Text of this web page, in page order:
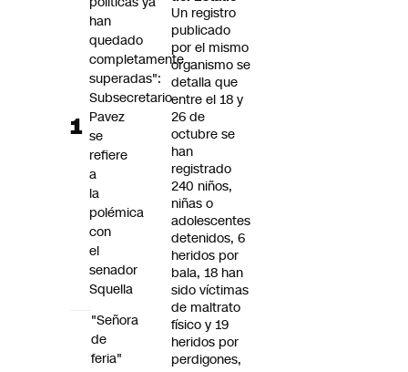
Un registro
publicado
por el mismo
organismo se
detalla que
entre el 18 y
26 de
octubre se
han
registrado
240 niños,
niñas o
adolescentes
detenidos, 6
heridos por
bala, 18 han
sido víctimas
de maltrato
físico y 19
heridos por
perdigones,
han
quedado
completamente
superadas":
Subsecretario
Pavez
se
refiere
a
la
polémica
con
el
senador
Squella
"Señora
de
feria"